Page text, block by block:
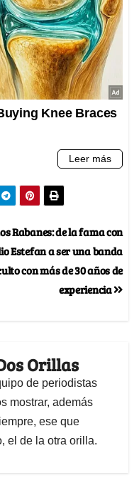
Rabanes: de la fama con
Estefan a ser una banda
con más de 30 años de
experiencia
Orillas
de periodistas
mostrar, además
ese que
el de la otra orilla.